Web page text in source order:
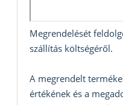
Megrendelését
szállítás költségéről.
A megrendelt
értékének és a